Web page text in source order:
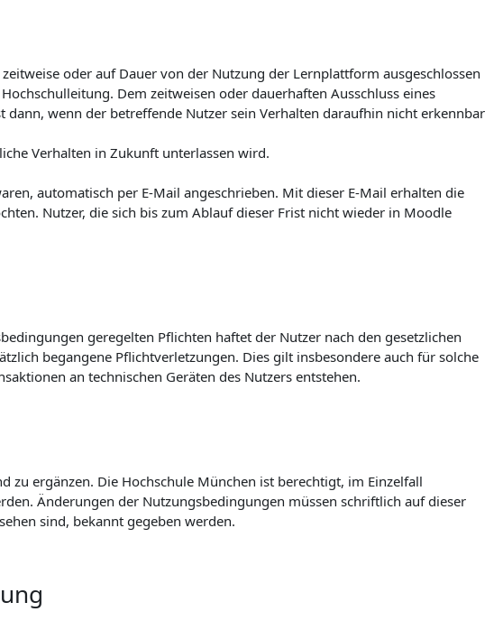
oder auf Dauer von der Nutzung der Lernplattform ausgeschlossen
Dem zeitweisen oder dauerhaften Ausschluss eines
wenn der betreffende Nutzer sein Verhalten daraufhin nicht erkennbar
Verhalten in Zukunft unterlassen wird.
automatisch per E-Mail angeschrieben. Mit dieser E-Mail erhalten die
Nutzer, die sich bis zum Ablauf dieser Frist nicht wieder in Moodle
geregelten Pflichten haftet der Nutzer nach den gesetzlichen
begangene Pflichtverletzungen. Dies gilt insbesondere auch für solche
an technischen Geräten des Nutzers entstehen.
ergänzen. Die Hochschule München ist berechtigt, im Einzelfall
Änderungen der Nutzungsbedingungen müssen schriftlich auf dieser
sind, bekannt gegeben werden.